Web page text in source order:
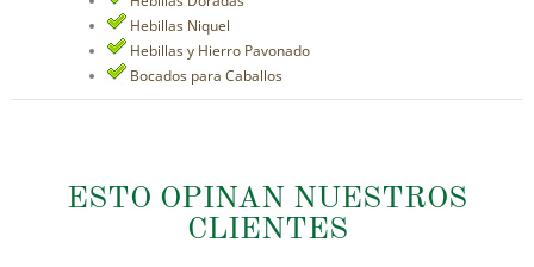
Hebillas Niquel
Hebillas y Hierro Pavonado
Bocados para Caballos
ESTO OPINAN NUESTROS
CLIENTES